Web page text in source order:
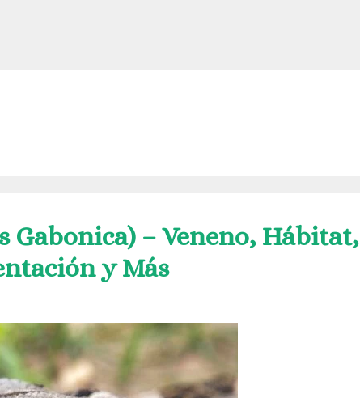
Gabonica) – Veneno, Hábitat,
y Más